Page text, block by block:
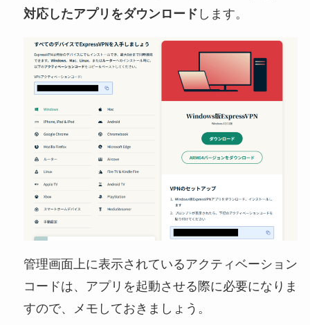
対応したアプリをダウンロード します。
管理画面上に表示されているアクティベーション
コードは、アプリを起動させる際に必要になりま
すので、メモしておきましょう。